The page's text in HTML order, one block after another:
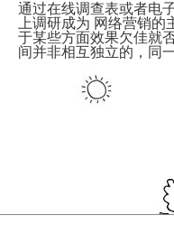
通过在线调查表或者电
上调研成为 网络营销
于某些方面效果欠佳就
间并非相互独立的，同